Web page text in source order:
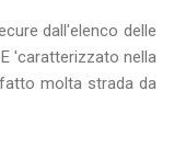
dall'elenco delle
'caratterizzato nella
molta strada da